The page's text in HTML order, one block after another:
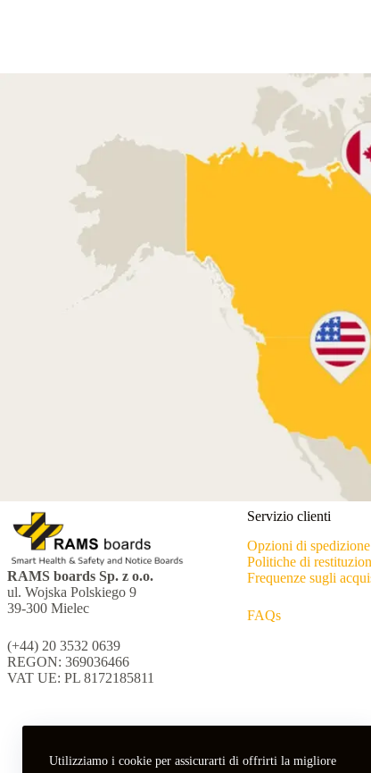
Utilizziamo i cookie per assicurarti di offrirti la migliore
RAMS boards Sp. z o.o.
ul. Wojska Polskiego 9
39-300 Mielec
(+44) 20 3532 0639
REGON: 369036466
VAT UE: PL 8172185811
Servizio clienti
Opzioni di spedizione
Politiche di
Frequenze sugli
FAQs